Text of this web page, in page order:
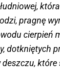
pragnę
cierpień
dotkniętych
które